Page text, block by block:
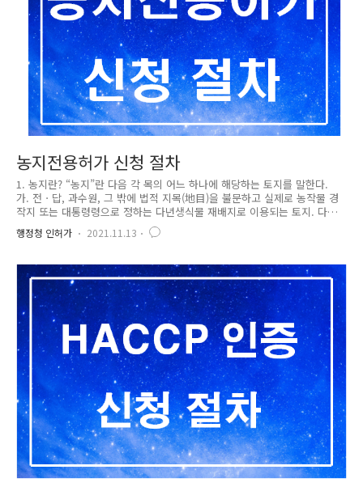
농지전용허가 신청 절차
1. 농지란? “농지”란 다음 각 목의 어느 하나에 해당하는 토지를 말한다.
가. 전ㆍ답, 과수원, 그 밖에 법적 지목(地目)을 불문하고 실제로 농작물 경
작지 또는 대통령령으로 정하는 다년생식물 재배지로 이용되는 토지. 다
만, 「초지법」에 따라 조성된 초지 등 대통령령으로 정하는 토지는 제외
한다. 나. 가목의 토지의 개량시설과 가목의 토지에 설치하는 농축산물 생
농지를 전용하려는 자는 다음 각 호의 어느 하나에 해당하는 경우 외에는
대통령령으로 정하는 바에 따라 농림축산식품부장관의 허가를 받아야 한
다. 허가받은 농지의 면적 또는 경계 등 대통령령으로 정하는 중요 사항을
변경하려는 경우에도 또한 같다. 1. 다른 법률에 따라 농지전용허가..
행정청 인허가 2021.11.13